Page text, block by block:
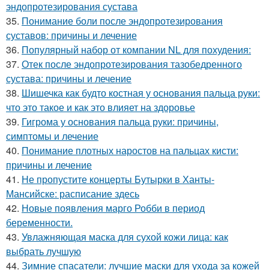
эндопротезирования сустава
35. Понимание боли после эндопротезирования
суставов: причины и лечение
36. Популярный набор от компании NL для похудения:
37. Отек после эндопротезирования тазобедренного
сустава: причины и лечение
38. Шишечка как будто костная у основания пальца руки:
что это такое и как это влияет на здоровье
39. Гигрома у основания пальца руки: причины,
симптомы и лечение
40. Понимание плотных наростов на пальцах кисти:
причины и лечение
41. Не пропустите концерты Бутырки в Ханты-
Мансийске: расписание здесь
42. Новые появления марго Робби в период
беременности.
43. Увлажняющая маска для сухой кожи лица: как
выбрать лучшую
44. Зимние спасатели: лучшие маски для ухода за кожей